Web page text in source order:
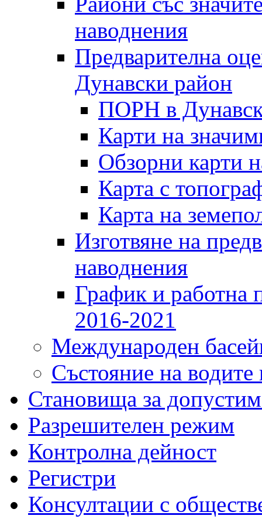
наводнения
Предварителна
Дунавски район
ПОРН в
Карти на
Обзорни карти
Карта с
Карта на
Изготвяне на
наводнения
График и работна
2016-2021
Международен
Състояние на водите
Становища за
Разрешителен режим
Контролна дейност
Регистри
Консултации с